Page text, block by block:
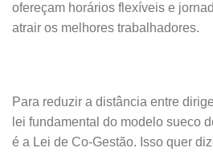
ofereçam horários flexíveis e
atrair os melhores trabalhadores.
Para reduzir a distância entre
lei fundamental do modelo sueco
é a Lei de Co-Gestão. Isso quer